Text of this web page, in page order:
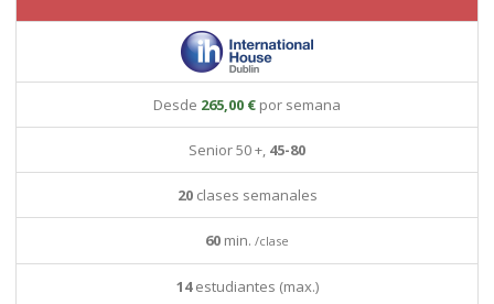
Desde 265,00 € por semana
Senior 50 +, 45-80
20clases semanales
60 min. /clase
14estudiantes (max.)